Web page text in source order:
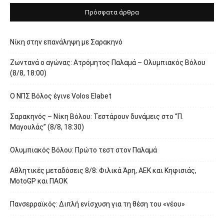
Πρόσφατα άρθρα
Νίκη στην επανάληψη με Σαρακηνό
Ζωντανά ο αγώνας: Ατρόμητος Παλαμά – Ολυμπιακός Βόλου
(8/8, 18:00)
O ΝΠΣ Βόλος έγινε Volos Elabet
Σαρακηνός – Νίκη Βόλου: Τεστάρουν δυνάμεις στο “Π.
Μαγουλάς” (8/8, 18:30)
Ολυμπιακός Βόλου: Πρώτο τεστ στον Παλαμά
Αθλητικές μεταδόσεις 8/8: Φιλικά Άρη, ΑΕΚ και Κηφισιάς,
MotoGP και ΠΑΟΚ
Πανσερραϊκός: Διπλή ενίσχυση για τη θέση του «νέου»